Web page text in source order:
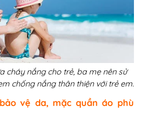
cháy nắng cho trẻ, ba mẹ nên sử
chống nắng thân thiện với trẻ em.
vệ da, mặc quần áo phù